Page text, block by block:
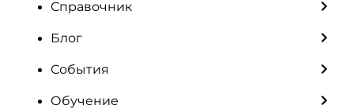
Справочник
Блог
События
Обучение